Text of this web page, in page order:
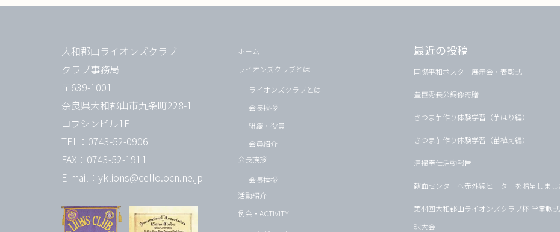
大和郡山ライオンズクラブ
クラブ事務局
〒639-1001
奈良県大和郡山市九条町228-1
コウシンビル1F
TEL：0743-52-0906
FAX：0743-52-1911
E-mail：yklions@cello.ocn.ne.jp
ホーム
ライオンズクラブとは
ライオンズクラブとは
会長挨拶
組織・役員
会員紹介
会長挨拶
会長挨拶
活動紹介
例会・ACTIVITY
最近の投稿
国際平和ポスター展示会・表彰式
豊臣秀長公銅像寄贈
さつま芋作り体験学習（芋ほり編）
さつま芋作り体験学習（苗植え編）
清掃奉仕活動報告
献血センターへ赤外線ヒーターを贈呈しまし
第44回大和郡山ライオンズクラブ杯 学童軟
球大会